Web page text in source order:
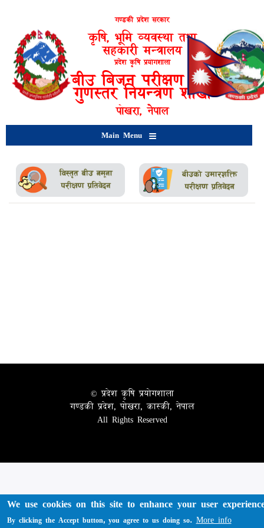
content
गण्डकी प्रदेश सरकार
कृषि, भूमि व्यवस्था तथा
सहकारी मन्त्रालय
प्रदेश कृषि प्रयोगशाला
बीउ बिजन परीक्षण तथा
गुणस्तर नियन्त्रण शाखा
पोखरा, नेपाल
Main Menu
© प्रदेश कृषि प्रयोगशाला
गण्डकी प्रदेश, पोखरा, कास्की, नेपाल
All Rights Reserved
We use cookies on this site to enhance your user
By clicking the Accept button, you agree to us doing so. More info